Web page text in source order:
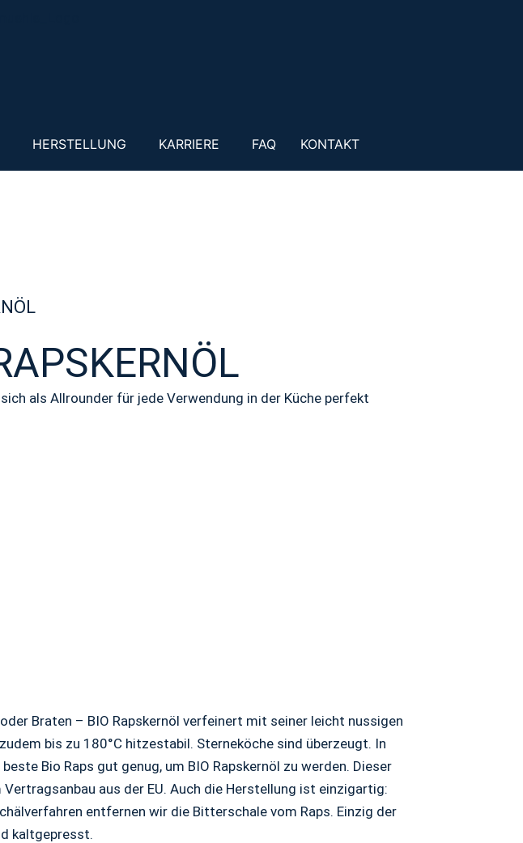
HERSTELLUNG KARRIERE FAQ KONTAKT
als Allrounder für jede Verwendung in der Küche perfekt
Braten – BIO Rapskernöl verfeinert mit seiner leicht nussigen
bis zu 180°C hitzestabil. Sterneköche sind überzeugt. In
Bio Raps gut genug, um BIO Rapskernöl zu werden. Dieser
aus der EU. Auch die Herstellung ist einzigartig:
entfernen wir die Bitterschale vom Raps. Einzig der
kaltgepresst.